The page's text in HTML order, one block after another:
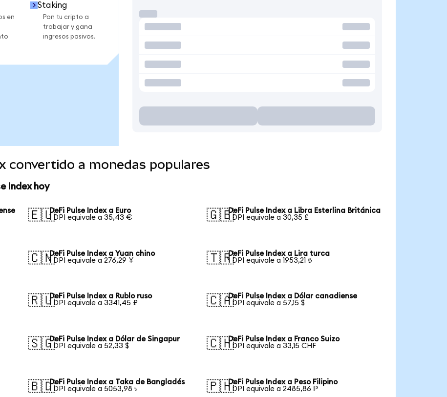
en
Staking
Pon tu cripto a
trabajar y gana
ingresos pasivos.
convertido a monedas populares
Index hoy
🇪🇺DeFi Pulse Index a Euro
1 DPI equivale a 35,43 €
🇬🇧DeFi Pulse Index a Libra Esterlina Británica
1 DPI equivale a 30,35 £
🇨🇳DeFi Pulse Index a Yuan chino
1 DPI equivale a 276,29 ¥
🇹🇷DeFi Pulse Index a Lira turca
1 DPI equivale a 1953,21 ₺
🇷🇺DeFi Pulse Index a Rublo ruso
1 DPI equivale a 3341,45 ₽
🇨🇦DeFi Pulse Index a Dólar canadiense
1 DPI equivale a 57,15 $
🇸🇬DeFi Pulse Index a Dólar de Singapur
1 DPI equivale a 52,33 $
🇨🇭DeFi Pulse Index a Franco Suizo
1 DPI equivale a 33,15 CHF
🇧🇩DeFi Pulse Index a Taka de Bangladés
1 DPI equivale a 5053,98 ৳
🇵🇭DeFi Pulse Index a Peso Filipino
1 DPI equivale a 2485,86 ₱